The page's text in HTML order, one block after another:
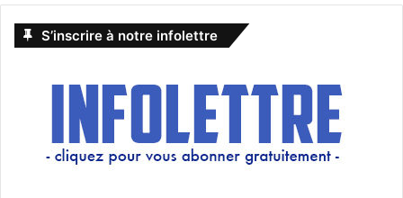
S’inscrire à notre infolettre